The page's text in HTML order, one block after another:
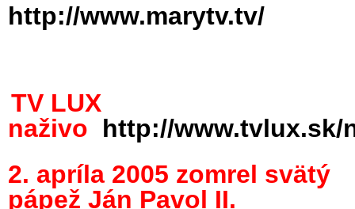
http://www.marytv.tv/
TV LUX
naživo http://www.tvlux.sk/
2. apríla 2005 zomrel svätý
pápež Ján Pavol II.